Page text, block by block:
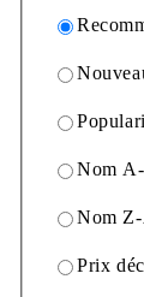
goût du jour.
(Marron,
Ajouter
Nom
Nom
Prix